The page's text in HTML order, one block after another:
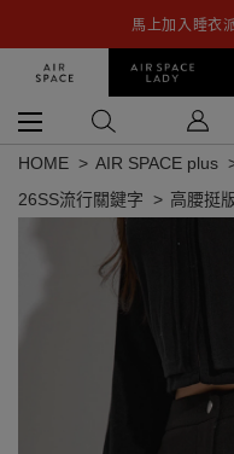
馬上加入睡衣
HOME AIR SPACE plus
26SS流行關鍵字
高腰挺